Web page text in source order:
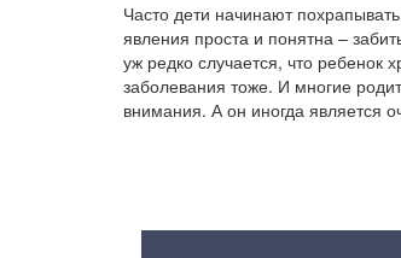
Часто дети начинают
явления проста и понятна –
уж редко случается, что ребенок
заболевания тоже. И многие
внимания. А он иногда является